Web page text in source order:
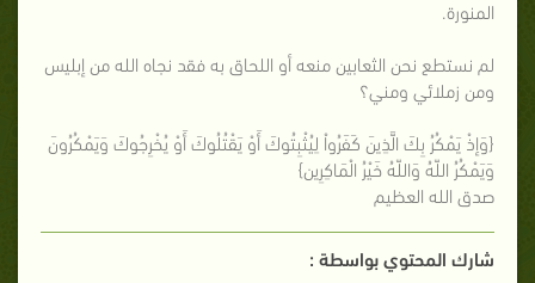
المنورة.
لم نستطع نحن الثعابين منعه أو اللحاق به فقد نجاه الله من إبليس
ومن زملائي ومني؟
{وَإذْ يَمْكُرُ بِكَ الَّذِينَ كَفَرُواْ لِيُثْبِتُوكَ أَوْ يَقْتُلُوكَ أَوْ يُخْرِجُوكَ وَيَمْكُرُونَ
وَيَمْكُرُ اللّهُ وَاللّهُ خَيْرُ الْمَاكِرِين}
صدق الله العظيم
شارك المحتوي بواسطة :